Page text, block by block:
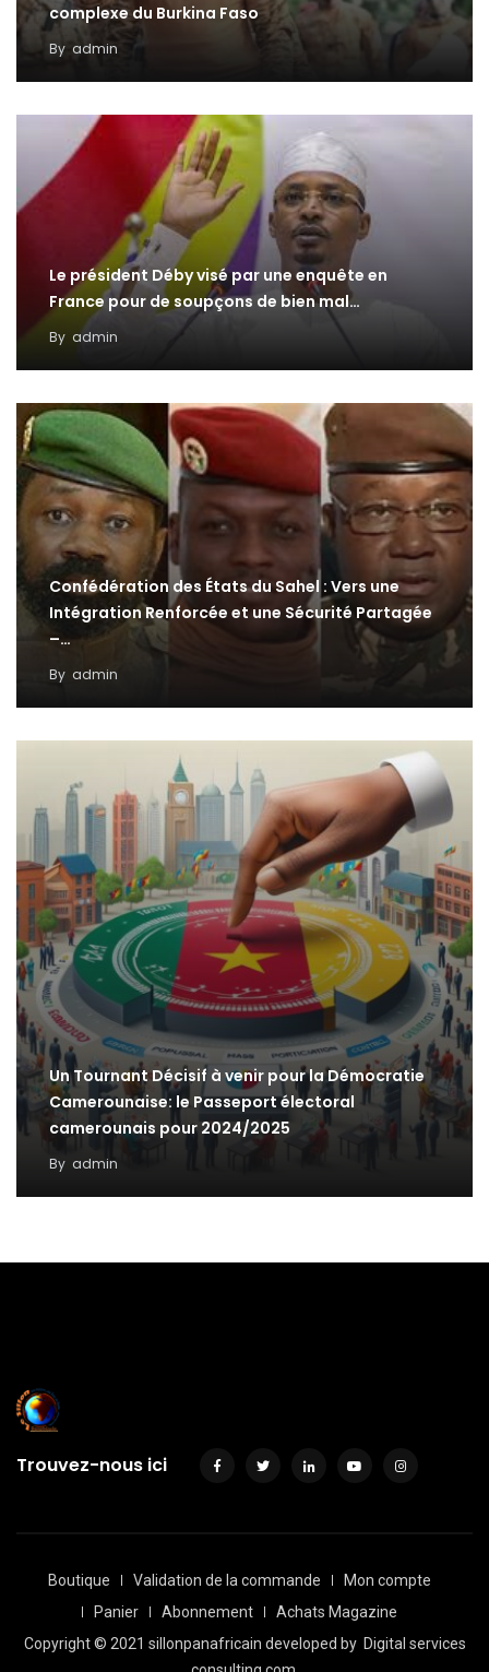
complexe du Burkina Faso
By admin
Le président Déby visé par une enquête en
France pour de soupçons de bien mal…
By admin
Confédération des États du Sahel : Vers une
Intégration Renforcée et une Sécurité Partagée
–…
By admin
Un Tournant Décisif à venir pour la Démocratie
Camerounaise: le Passeport électoral
camerounais pour 2024/2025
By admin
Trouvez-nous ici
Boutique Validation de la commande
Mon compte
Panier
Abonnement
Achats Magazine
Copyright © 2021 sillonpanafricain developed by Digital services